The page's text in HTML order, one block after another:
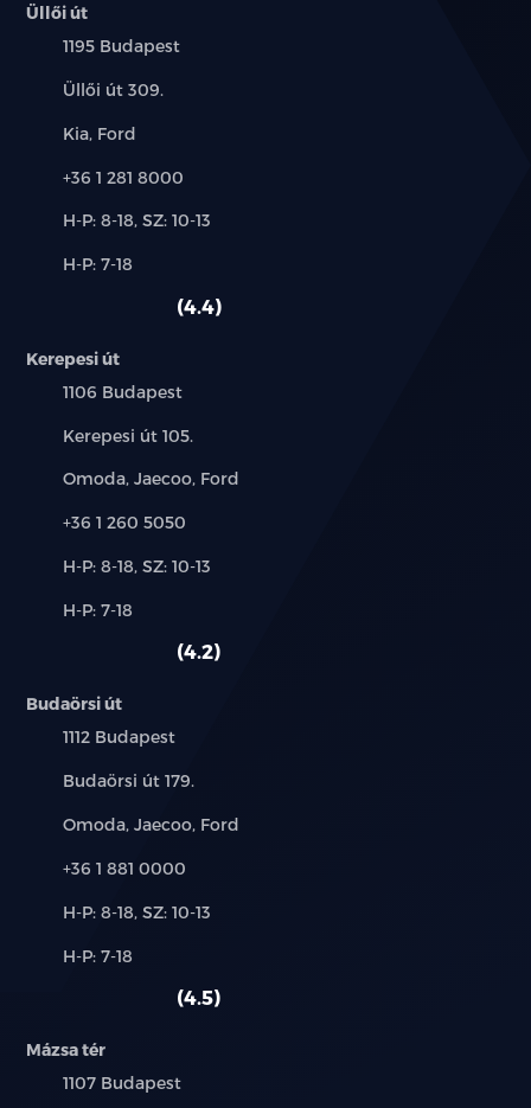
Üllői út
Település:
1195 Budapest
Cím:
Üllői út 309.
Márkák:
Kia, Ford
Telefon:
+36 1 281 8000
Új-
használt
H-P: 8-18, SZ: 10-13
Alkatrész,
H-P: 7-18
4.4
Kerepesi út
Település:
1106 Budapest
Cím:
Kerepesi út 105.
Márkák:
Omoda, Jaecoo, Ford
Telefon:
+36 1 260 5050
Új-
használt
H-P: 8-18, SZ: 10-13
Alkatrész,
H-P: 7-18
4.2
Budaörsi út
Település:
1112 Budapest
Cím:
Budaörsi út 179.
Márkák:
Omoda, Jaecoo, Ford
Telefon:
+36 1 881 0000
Új-
használt
H-P: 8-18, SZ: 10-13
Alkatrész,
H-P: 7-18
4.5
Mázsa tér
Település:
1107 Budapest